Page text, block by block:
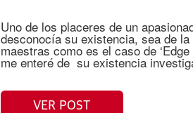
Uno de los placeres de un
desconocía su existencia, sea de
maestras como es el caso de
me enteré de su existencia
VER POST